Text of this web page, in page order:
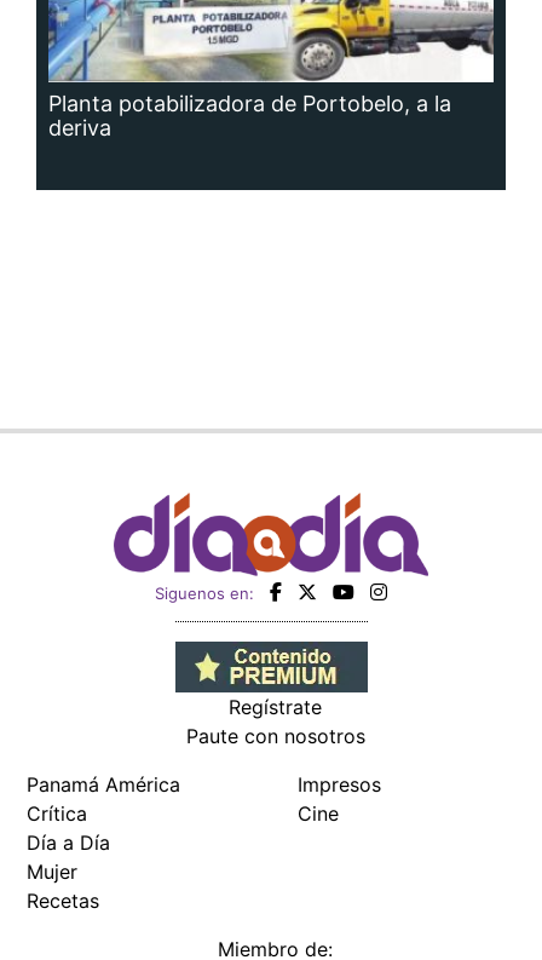
Planta potabilizadora de Portobelo, a la
deriva
Siguenos en:
Regístrate
Paute con nosotros
Panamá América
Crítica
Día a Día
Mujer
Recetas
Impresos
Cine
Miembro de: